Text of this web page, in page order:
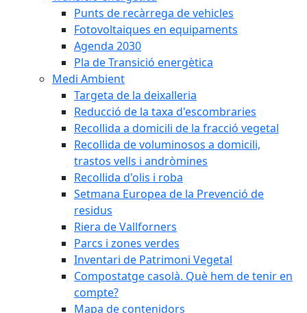
Punts de recàrrega de vehicles
Fotovoltaiques en equipaments
Agenda 2030
Pla de Transició energètica
Medi Ambient
Targeta de la deixalleria
Reducció de la taxa d'escombraries
Recollida a domicili de la fracció vegetal
Recollida de voluminosos a domicili,
trastos vells i andròmines
Recollida d'olis i roba
Setmana Europea de la Prevenció de
residus
Riera de Vallforners
Parcs i zones verdes
Inventari de Patrimoni Vegetal
Compostatge casolà. Què hem de tenir en
compte?
Mapa de contenidors